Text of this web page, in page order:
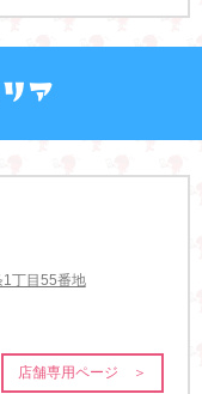
丁目55番地
店舗専用ページ ＞